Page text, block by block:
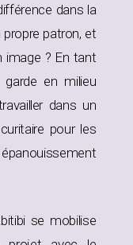
dans la
patron, et
image ? En tant
en milieu
dans un
pour les
se mobilise